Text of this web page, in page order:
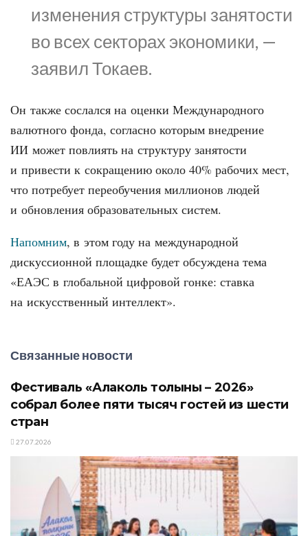
изменения структуры занятости
во всех секторах экономики, —
заявил Токаев.
Он также сослался на оценки Международного
валютного фонда, согласно которым внедрение
ИИ может повлиять на структуру занятости
и привести к сокращению около 40% рабочих мест,
что потребует переобучения миллионов людей
и обновления образовательных систем.
Напомним, в этом году на международной
дискуссионной площадке будет обсуждена тема
«ЕАЭС в глобальной цифровой гонке: ставка
на искусственный интеллект».
Связанные новости
Фестиваль «Алаколь толқыны – 2026»
собрал более пяти тысяч гостей из шести
стран
27.07.2026